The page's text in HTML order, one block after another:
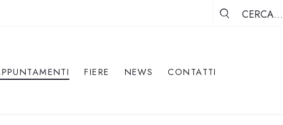
FIERE NEWS CONTATTI